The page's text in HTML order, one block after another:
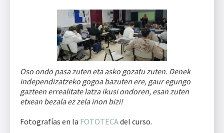
Oso ondo pasa zuten eta asko gozatu zuten. Denek
independizatzeko gogoa bazuten ere, gaur egungo
gazteen errealitate latza ikusi ondoren, esan zuten
etxean bezala ez zela inon bizi!
Fotografías en la FOTOTECAdel curso.